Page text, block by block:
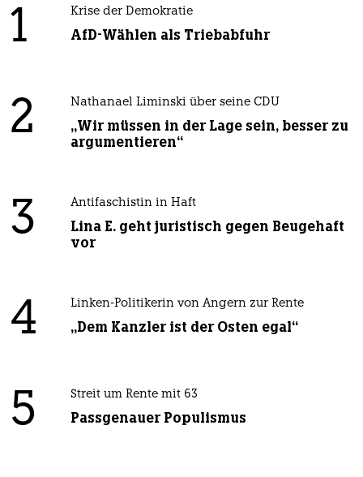
1 Krise der Demokratie
AfD-Wählen als Triebabfuhr
2 Nathanael Liminski über seine CDU
„Wir müssen in der Lage sein, besser zu
argumentieren“
3 Antifaschistin in Haft
Lina E. geht juristisch gegen Beugehaft
vor
4 Linken-Politikerin von Angern zur Rente
„Dem Kanzler ist der Osten egal“
5 Streit um Rente mit 63
Passgenauer Populismus